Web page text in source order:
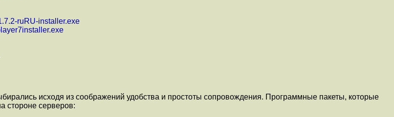
ruRU-installer.exe
исходя из соображений удобства и простоты сопровождения. Программные пакеты, которые
стороне серверов: